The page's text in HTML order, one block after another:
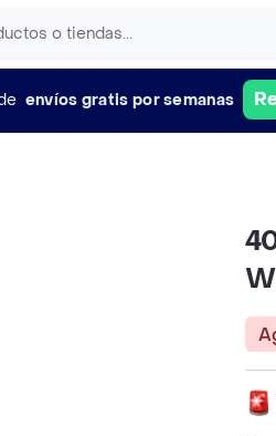
envíos gratis por semanas